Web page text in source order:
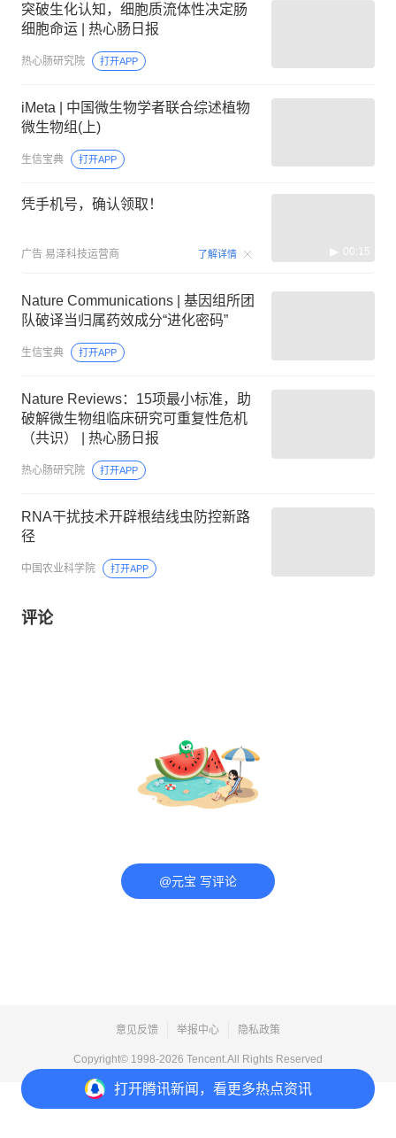
打开腾讯新闻，看更多热点资讯
突破生化认知，细胞质流体性决定肠
细胞命运 | 热心肠日报
热心肠研究院 打开APP
iMeta | 中国微生物学者联合综述植物
微生物组(上)
生信宝典 打开APP
凭手机号，确认领取！
广告 易泽科技运营商 了解详情 00:15
Nature Communications | 基因组所团
队破译当归属药效成分“进化密码”
生信宝典 打开APP
Nature Reviews：15项最小标准，助
破解微生物组临床研究可重复性危机
（共识） | 热心肠日报
热心肠研究院 打开APP
RNA干扰技术开辟根结线虫防控新路
径
中国农业科学院 打开APP
评论
@元宝 写评论
意见反馈 举报中心 隐私政策
Copyright© 1998-2026 Tencent.All Rights Reserved